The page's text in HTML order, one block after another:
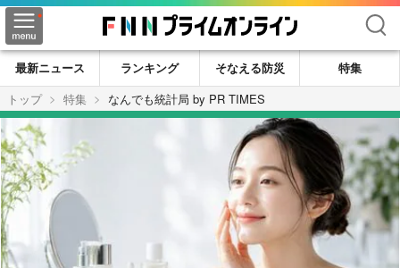
検索
最新ニュース ランキング そなえる防災
特集
トップ
特集 なんでも統計局 by PR TIMES